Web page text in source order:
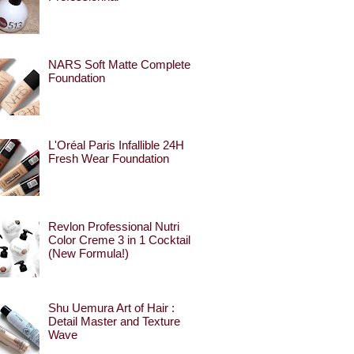
NARS Soft Matte Complete
Foundation
L'Oréal Paris Infallible 24H
Fresh Wear Foundation
Revlon Professional Nutri
Color Creme 3 in 1 Cocktail
(New Formula!)
Shu Uemura Art of Hair :
Detail Master and Texture
Wave